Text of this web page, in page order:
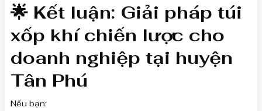
🌟 Kết luận: Giải pháp túi
xốp khí chiến lược cho
doanh nghiệp tại huyện
Tân Phú
Nếu bạn: